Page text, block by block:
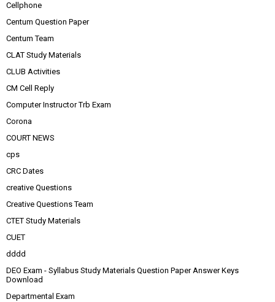
Cellphone
Centum Question Paper
Centum Team
CLAT Study Materials
CLUB Activities
CM Cell Reply
Computer Instructor Trb Exam
Corona
COURT NEWS
cps
CRC Dates
creative Questions
Creative Questions Team
CTET Study Materials
CUET
dddd
DEO Exam - Syllabus Study Materials Question Paper Answer Keys
Download
Departmental Exam